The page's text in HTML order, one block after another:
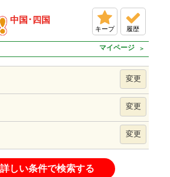
中国･四国
キープ 履歴
マイページ
変更
変更
変更
しい条件で検索する